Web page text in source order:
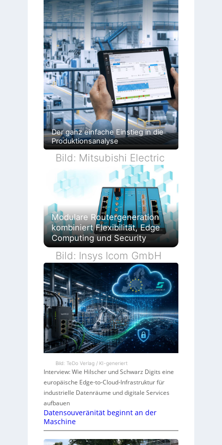
Der ganz einfache Einstieg in die
Produktionsanalyse
Bild: Mitsubishi Electric
Modulare Routergeneration
kombiniert Flexibilität, Edge
Computing und Security
Bild: Insys Icom GmbH
Bild: TeDo Verlag / KI-generiert
Interview: Wie Hilscher und Schwarz Digits eine
europäische Edge-to-Cloud-Infrastruktur für
industrielle Datenräume und digitale Services
aufbauen
Datensouveränität beginnt an der
Maschine